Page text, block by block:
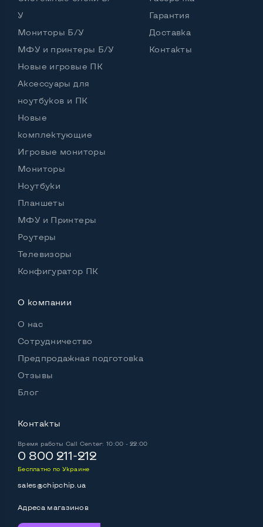
Разъем для микрофона и наушников
Да, спереди и сзади
Выход USB 2_0
Выход USB 3_0
Мощность блока питания, Вт
Внешний блок питания
Особенности
Комплектация: системный блок, кабель питания
У
Мониторы Б/У
МФУ и принтеры Б/У
Новые игровые ПК
Аксессуары для
ноутбуков и ПК
Новые
комплектующие
Игровые мониторы
Мониторы
Ноутбуки
Планшеты
МФУ и Принтеры
Роутеры
Телевизоры
Конфигуратор ПК
Гарантия
Доставка
Контакты
О компании
О нас
Сотрудничество
Предпродажная подготовка
Отзывы
Блог
Контакты
Время работы Call Center: 10:00 - 22:00
0 800 211-212
Бесплатно по Украине
sales@chipchip.ua
Адреса магазинов